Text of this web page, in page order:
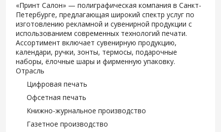
«Принт Салон» — полиграфическая компания в Санкт-
Петербурге, предлагающая широкий спектр услуг по
изготовлению рекламной и сувенирной продукции с
использованием современных технологий печати.
Ассортимент включает сувенирную продукцию,
календари, ручки, зонты, термосы, подарочные
наборы, ёлочные шары и фирменную упаковку.
Отрасль
Цифровая печать
Офсетная печать
Книжно-журнальное производство
Газетное производство